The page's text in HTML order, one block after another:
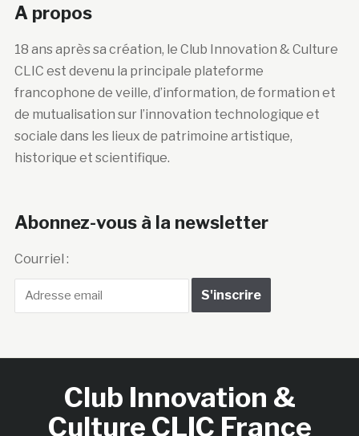
A propos
18 ans après sa création, le Club Innovation & Culture
CLIC est devenu la principale plateforme
francophone de veille, d’information, de formation et
de mutualisation sur l’innovation technologique et
sociale dans les lieux de patrimoine artistique,
historique et scientifique.
Abonnez-vous à la newsletter
Courriel :
Club Innovation &
Culture CLIC France